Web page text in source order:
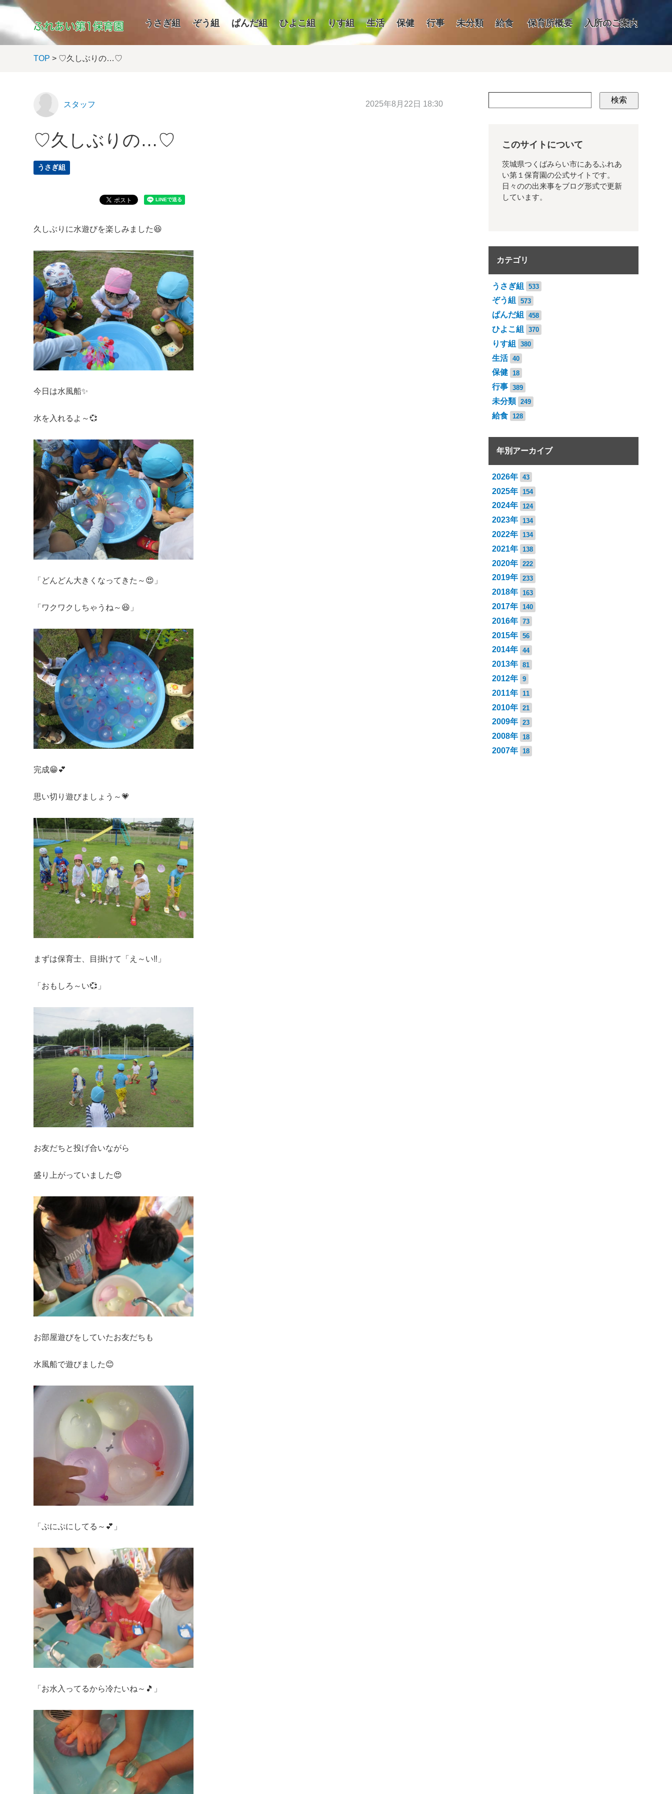
うさぎ組 ぞう組 ぱんだ組 ひよこ組 りす組 生活 保健 行事 未分類 給食 保育所概要 入所のご案内
TOP > ♡久しぶりの…♡
スタッフ 2025年8月22日 18:30
♡久しぶりの…♡
うさぎ組
久しぶりに水遊びを楽しみました😆
今日は水風船✨
水を入れるよ～💞
「どんどん大きくなってきた～😍」
「ワクワクしちゃうね～😆」
完成😁💕
思い切り遊びましょう～💗
まずは保育士、目掛けて「え～い‼️」
「おもしろ～い💞」
お友だちと投げ合いながら
盛り上がっていました😍
お部屋遊びをしていたお友だちも
水風船で遊びました😊
「ぷにぷにしてる～💕」
「お水入ってるから冷たいね～🎵」
検索
このサイトについて
茨城県つくばみらい市にあるふれあ
い第１保育園の公式サイトです。
日々のの出来事をブログ形式で更新
しています。
カテゴリ
うさぎ組 533
ぞう組 573
ぱんだ組 458
ひよこ組 370
りす組 380
生活 40
保健 18
行事 389
未分類 249
給食 128
年別アーカイブ
2026年 43
2025年 154
2024年 124
2023年 134
2022年 134
2021年 138
2020年 222
2019年 233
2018年 163
2017年 140
2016年 73
2015年 56
2014年 44
2013年 81
2012年 9
2011年 11
2010年 21
2009年 23
2008年 18
2007年 18